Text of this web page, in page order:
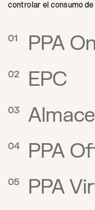
controlar el consumo de
01 PPA
02 EPC
03
04 PPA
05 PPA